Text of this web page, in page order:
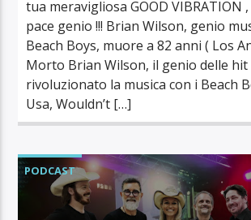
tua meravigliosa GOOD VIBRATION
pace genio !!! Brian Wilson, genio
Beach Boys, muore a 82 anni ( Los
Morto Brian Wilson, il genio delle hit
rivoluzionato la musica con i Beach
Usa, Wouldn’t […]
PODCAST